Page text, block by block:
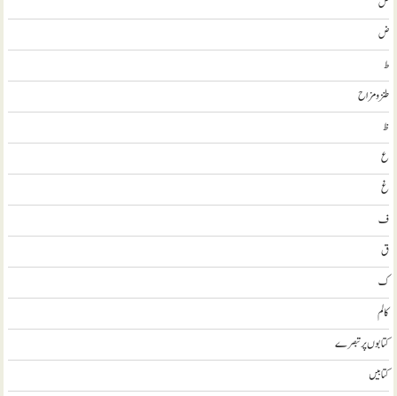
ض
ط
طنز و مزاح
ظ
ع
غ
ف
ق
ک
کالم
کتابوں پر تبصرے
کتابيں